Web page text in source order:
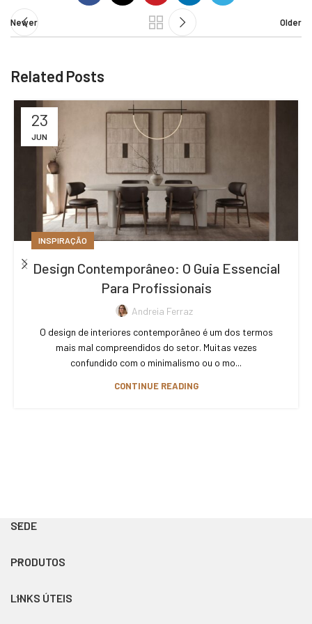
Newer Older
Related Posts
23
JUN
INSPIRAÇÃO
Design Contemporâneo: O Guia Essencial
Para Profissionais
Andreia Ferraz
O design de interiores contemporâneo é um dos termos
mais mal compreendidos do setor. Muitas vezes
confundido com o minimalismo ou o mo...
CONTINUE READING
SEDE
PRODUTOS
LINKS ÚTEIS